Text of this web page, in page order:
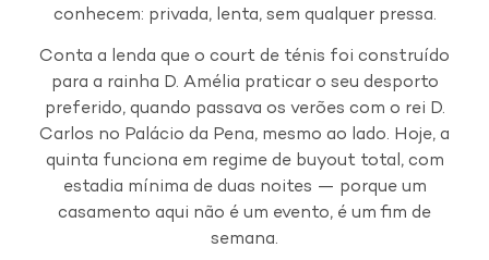
conhecem: privada, lenta, sem qualquer pressa.
Conta a lenda que o court de ténis foi construído
para a rainha D. Amélia praticar o seu desporto
preferido, quando passava os verões com o rei D.
Carlos no Palácio da Pena, mesmo ao lado. Hoje, a
quinta funciona em regime de buyout total, com
estadia mínima de duas noites — porque um
casamento aqui não é um evento, é um fim de
semana.